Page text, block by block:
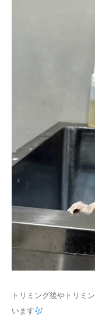
トリミング後やトリミ
います